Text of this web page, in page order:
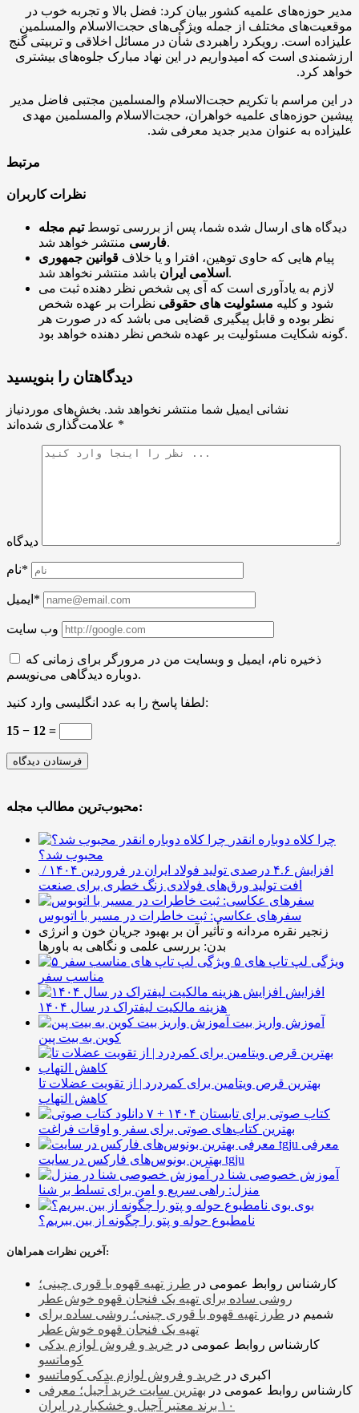
مدیر حوزه‌های علمیه کشور بیان کرد: فضل بالا و تجربه خوب در
موقعیت‌های مختلف از جمله ویژگی‌های حجت‌الاسلام والمسلمین
علیزاده است. رویکرد راهبردی شأن در مسائل اخلاقی و تربیتی گنج
ارزشمندی است که امیدواریم در این نهاد مبارک جلوه‌های بیشتری
خواهد کرد.
در این مراسم با تکریم حجت‌الاسلام والمسلمین مجتبی فاضل مدیر
پیشین حوزه‌های علمیه خواهران، حجت‌الاسلام والمسلمین مهدی
علیزاده به عنوان مدیر جدید معرفی شد.
مرتبط
نظرات کاربران
دیدگاه های ارسال شده شما، پس از بررسی توسطتیم مجله
فارسیمنتشر خواهد شد.
پیام هایی که حاوی توهین، افترا و یا خلاف قوانین جمهوری
اسلامی ایران باشد منتشر نخواهد شد.
لازم به یادآوری است که آی پی شخص نظر دهنده ثبت می
شود و کلیه مسئولیت های حقوقی نظرات بر عهده شخص
نظر بوده و قابل پیگیری قضایی می باشد که در صورت هر
گونه شکایت مسئولیت بر عهده شخص نظر دهنده خواهد بود.
دیدگاهتان را بنویسید
نشانی ایمیل شما منتشر نخواهد شد. بخش‌های موردنیاز
*
دیدگاه
نام*
ایمیل*
وب سایت
ذخیره نام، ایمیل و وبسایت من در مرورگر برای زمانی که
دوباره دیدگاهی می‌نویسم.
لطفا پاسخ را به عدد انگلیسی وارد کنید:
15 − 12 =
محبوب‌ترین مطالب مجله:
چرا کلاه دوباره انقدر
محبوب شد؟
افزایش ۴.۶ درصدی تولید فولاد ایران در فروردین ۱۴۰۴ /
افت تولید ورق‌های فولادی زنگ خطری برای صنعت
سفرهای عکاسی: ثبت خاطرات در مسیر با اتوبوس
زنجیر نقره مردانه و تأثیر آن بر بهبود جریان خون و انرژی
بدن: بررسی علمی و نگاهی به باورها
۵ ویژگی لپ تاپ های
مناسب سفر
افزایش
هزینه مالکیت لیفتراک در سال ۱۴۰۴
آموزش واریز بیت
کوین به بیت پین
بهترین قرص ویتامین برای کمردرد | از تقویت عضلات تا
کاهش التهاب
۷ کتاب صوتی برای تابستان ۱۴۰۴ +
بهترین کتاب‌های صوتی برای سفر و اوقات فراغت
معرفی
بهترین بونوس‌های فارکس در سایت tgju
آموزش خصوصی شنا در
منزل: راهی سریع و امن برای تسلط بر شنا
بوی
نامطبوع حوله و پتو را چگونه از بین ببریم؟
آخرین نظرات همراهان:
کارشناس روابط عمومی در طرز تهیه قهوه با قوری چینی؛
روشی ساده برای تهیه یک فنجان قهوه خوش‌عطر
شمیم در طرز تهیه قهوه با قوری چینی؛ روشی ساده برای
تهیه یک فنجان قهوه خوش‌عطر
کارشناس روابط عمومی در خرید و فروش لوازم یدکی
کوماتسو
اکبری در خرید و فروش لوازم یدکی کوماتسو
کارشناس روابط عمومی در بهترین سایت خرید آجیل؛ معرفی
۱۰ برند معتبر آجیل و خشکبار در ایران